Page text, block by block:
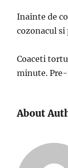
Inainte de
cozonacul si
Coaceti
minute.
About